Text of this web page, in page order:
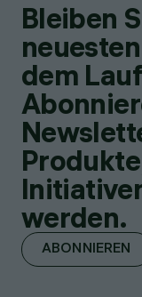
Bleiben
dem
werden.
ABONNIEREN